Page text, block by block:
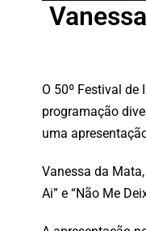
O 50º Festival de
programação
uma
Vanessa da
Ai” e “Não Me